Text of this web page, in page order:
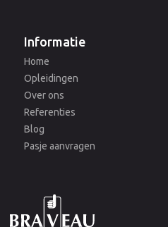
Informatie
Home
Opleidingen
Over ons
Referenties
Blog
Pasje aanvragen